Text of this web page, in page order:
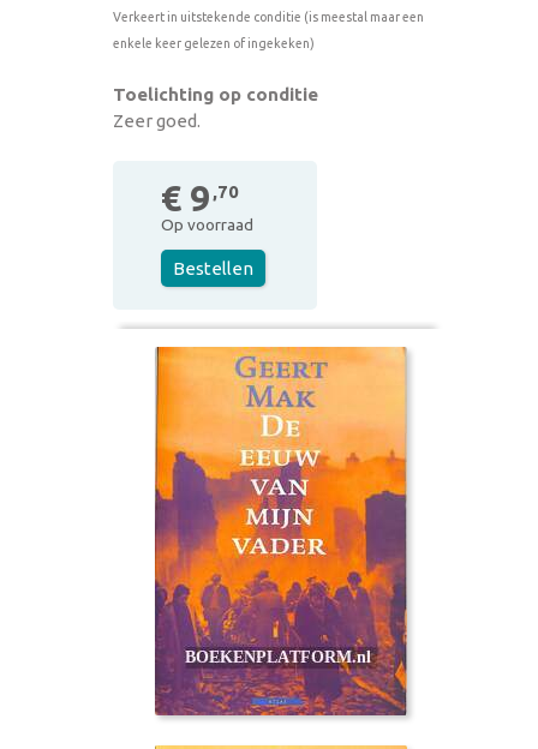
Verkeert in uitstekende conditie (is meestal maar een
enkele keer gelezen of ingekeken)
Toelichting op conditie
Zeer goed.
€ 9 ,70
Op voorraad
Bestellen